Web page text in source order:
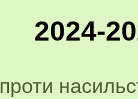
2024-
проти